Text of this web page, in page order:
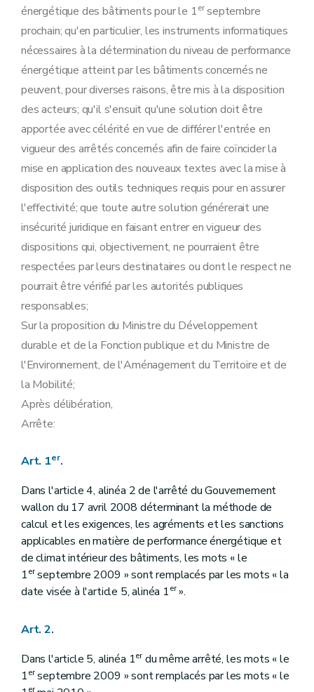
énergétique des bâtiments pour le 1erseptembre
prochain; qu'en particulier, les instruments informatiques
nécessaires à la détermination du niveau de performance
énergétique atteint par les bâtiments concernés ne
peuvent, pour diverses raisons, être mis à la disposition
des acteurs; qu'il s'ensuit qu'une solution doit être
apportée avec célérité en vue de différer l'entrée en
vigueur des arrêtés concernés afin de faire coïncider la
mise en application des nouveaux textes avec la mise à
disposition des outils techniques requis pour en assurer
l'effectivité; que toute autre solution générerait une
insécurité juridique en faisant entrer en vigueur des
dispositions qui, objectivement, ne pourraient être
respectées par leurs destinataires ou dont le respect ne
pourrait être vérifié par les autorités publiques
responsables;
Sur la proposition du Ministre du Développement
durable et de la Fonction publique et du Ministre de
l'Environnement, de l'Aménagement du Territoire et de
la Mobilité;
Après délibération,
Arrête:
Art. 1er.
Dans l'article 4, alinéa 2 de l'arrêté du Gouvernement
wallon du 17 avril 2008 déterminant la méthode de
calcul et les exigences, les agréments et les sanctions
applicables en matière de performance énergétique et
de climat intérieur des bâtiments, les mots « le
1erseptembre 2009 » sont remplacés par les mots « la
date visée à l'article 5, alinéa 1er».
Art. 2.
Dans l'article 5, alinéa 1erdu même arrêté, les mots « le
1erseptembre 2009 » sont remplacés par les mots « le
er